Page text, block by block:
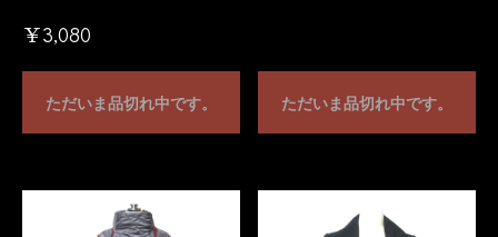
￥3,080
ただいま品切れ中です。 ただいま品切れ中です。